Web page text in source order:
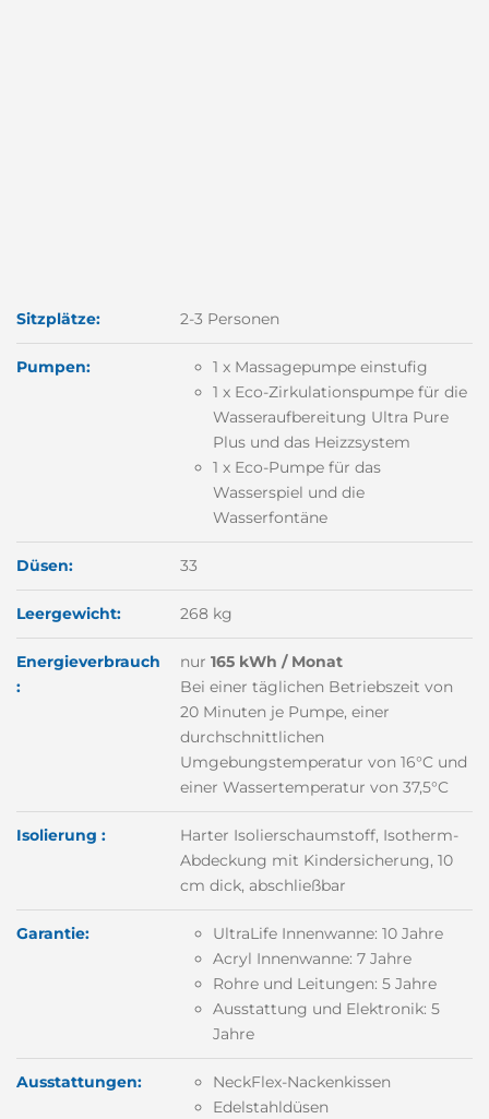
Sitzplätze: 2-3 Personen
Pumpen:
1 x Massagepumpe einstufig
1 x Eco-Zirkulationspumpe für die
Wasseraufbereitung Ultra Pure
Plus und das Heizzsystem
1 x Eco-Pumpe für das
Wasserspiel und die
Wasserfontäne
Düsen: 33
Leergewicht: 268 kg
Energieverbrauch
:
nur 165 kWh / Monat
Bei einer täglichen Betriebszeit von
20 Minuten je Pumpe, einer
durchschnittlichen
Umgebungstemperatur von 16°C und
einer Wassertemperatur von 37,5°C
Isolierung :
Harter Isolierschaumstoff, Isotherm-
Abdeckung mit Kindersicherung, 10
cm dick, abschließbar
Garantie:
UltraLife Innenwanne: 10 Jahre
Acryl Innenwanne: 7 Jahre
Rohre und Leitungen: 5 Jahre
Ausstattung und Elektronik: 5
Jahre
Ausstattungen:
NeckFlex-Nackenkissen
Edelstahldüsen